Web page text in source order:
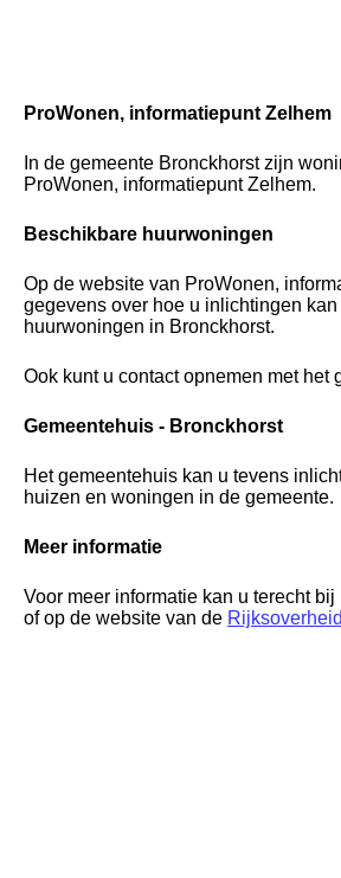
ProWonen, informatiepunt Zelhem
In de gemeente Bronckhorst zijn
ProWonen, informatiepunt Zelhem.
Beschikbare huurwoningen
Op de website van ProWonen,
gegevens over hoe u inlichtingen
huurwoningen in Bronckhorst.
Ook kunt u contact opnemen met het
Gemeentehuis - Bronckhorst
Het gemeentehuis kan u tevens
huizen en woningen in de gemeente.
Meer informatie
Voor meer informatie kan u terecht
of op de website van de Rijksoverheid